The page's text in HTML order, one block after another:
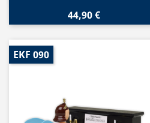
44,90 €
EKF 090